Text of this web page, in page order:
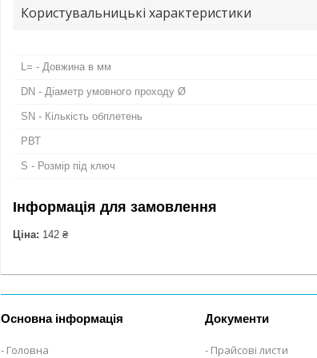
Користувальницькі характеристики
L= - Довжина в мм
DN - Діаметр умовного проходу Ø
SN - Кількість обплетень
РВТ
S - Розмір під ключ
Інформація для замовлення
Ціна: 142 ₴
Основна інформація
Головна
Документи
Прайсові листи